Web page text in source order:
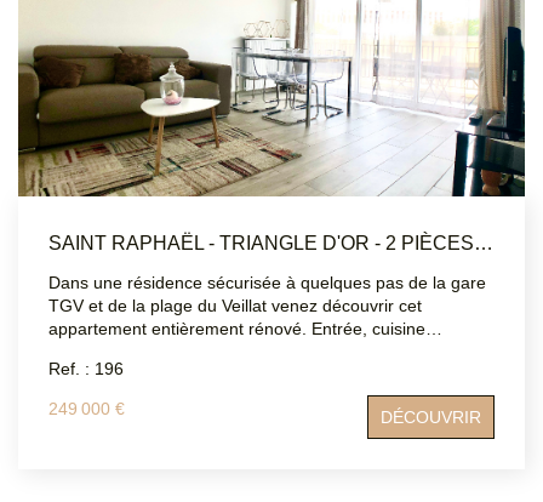
SAINT RAPHAËL - TRIANGLE D'OR - 2 PIÈCES 47 M2
Dans une résidence sécurisée à quelques pas de la gare
TGV et de la plage du Veillat venez découvrir cet
appartement entièrement rénové. Entrée, cuisine
d'eau, WC séparé, deux balcons. Climatisation, double
vitrage, volets électriques . Place de parking en sous
sol,cave. Un véritable tout à pied ! DPE: B Les
informations sur les risques auxquels ce bien est exposé
Ref. : 196
249 000 € DÉCOUVRIR